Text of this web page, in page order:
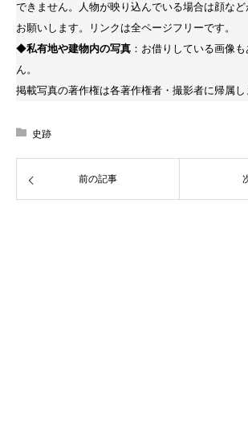
できません。人物が映り込んでいる場合は顔など
お願いします。リンクは全ページフリーです。
◆私有地や建物内の写真 ：お借りしている画像
ん。
掲載写真の著作権は各著作権者・撮影者に帰属し
史跡
前の記事